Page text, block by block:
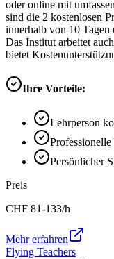
oder online mit
sind die 2 kostenlosen
innerhalb von 10
Das Institut arbeitet
bietet
Ihre Vorteile:
Lehrperson
Persönlicher
Preis
CHF 81-133/h
Mehr erfahren
Flying Teachers